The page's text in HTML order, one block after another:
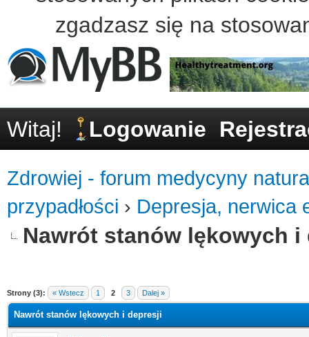
zgadzasz się na
Witaj! Logowanie
Zdrowiej - forum medycyny
przypadłości › Depresja, nerwica
Nawrót stanów lękowych i
Strony (3): « Wstecz 1 2 3 Dalej »
Nawrót stanów lękowych i depresji